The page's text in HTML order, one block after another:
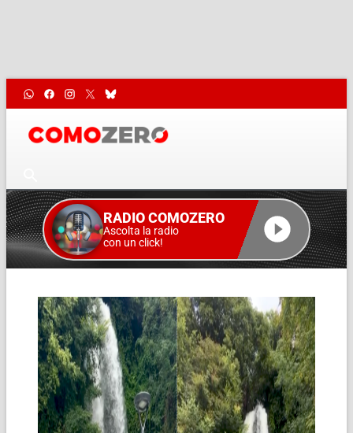
RADIO COMOZERO
Ascolta la radio
con un click!